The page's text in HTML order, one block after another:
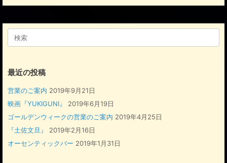
最近の投稿
営業のご案内 2019年9月21日
映画『YUKIGUNI』
2019年6月19日
ゴールデンウィークの営業のご案内 2019年4月25日
『土佐文旦』
2019年2月16日
オーセンティックバー 2019年1月31日